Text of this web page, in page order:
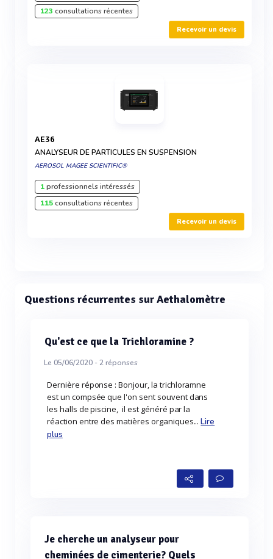
123 consultations récentes
Recevoir un devis
AE36
ANALYSEUR DE PARTICULES EN SUSPENSION
AEROSOL MAGEE SCIENTIFIC®
1professionnels intéressés
115consultations récentes
Recevoir un devis
Questions récurrentes sur Aethalomètre
Qu'est ce que la Trichloramine ?
Le 05/06/2020 -2réponses
Dernière réponse : Bonjour, la trichloramne
est un compsée que l'on sent souvent dans
les halls de piscine, il est généré par la
réaction entre des matières organiques...Lire
plus
Je cherche un analyseur pour
cheminées de cimenterie? Quels